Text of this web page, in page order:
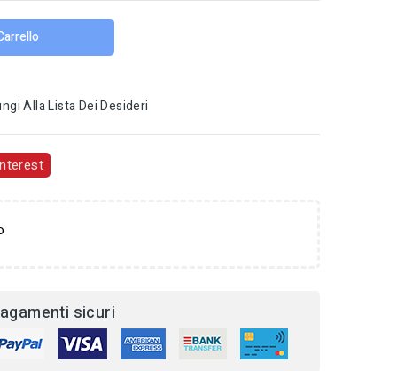
Alla Lista Dei Desideri
sicuri